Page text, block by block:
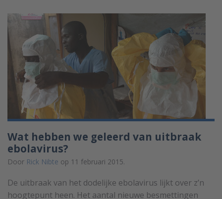
Wat hebben we geleerd van uitbraak
ebolavirus?
Door Rick Nibte op 11 februari 2015.
De uitbraak van het dodelijke ebolavirus lijkt over z’n
hoogtepunt heen. Het aantal nieuwe besmettingen